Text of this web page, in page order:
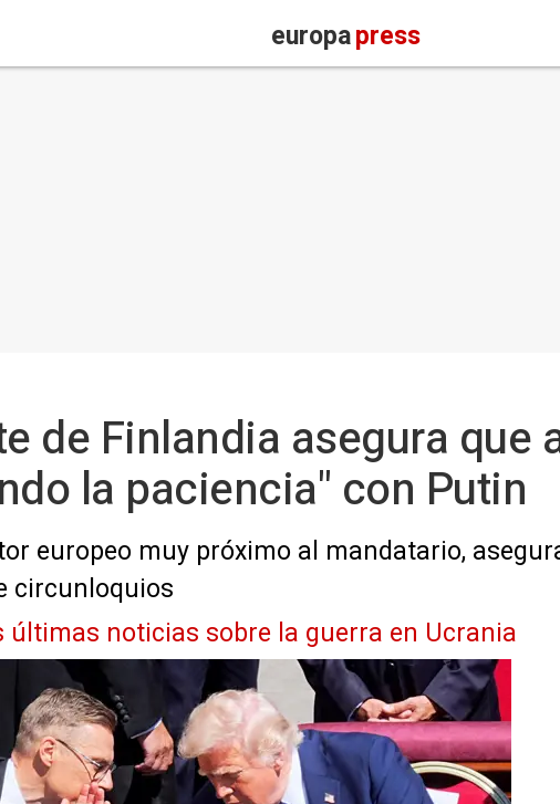
europapress
de Finlandia asegura que
la paciencia" con Putin
europeo muy próximo al mandatario,
circunloquios
últimas noticias sobre la guerra en Ucrania